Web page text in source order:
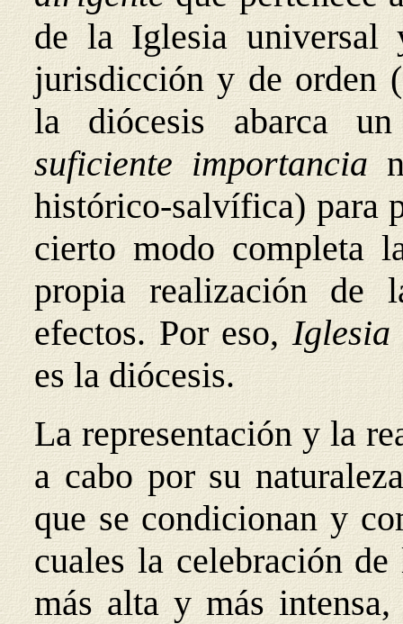
de la Iglesia universal
jurisdicción y de orden
la diócesis abarca
suficiente importancia
histórico-salvífica) para
cierto modo completa
propia realización de
efectos. Por eso,
es la diócesis.
La representación y la
a cabo por su
que se condicionan y
cuales la celebración
más alta y más